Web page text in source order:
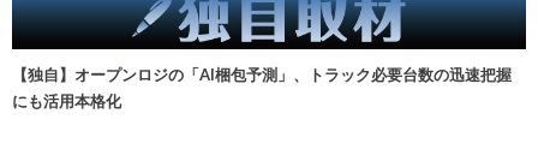
【独自】オープンロジの「AI梱包予測」、トラック必要台数の迅速把握
にも活用本格化